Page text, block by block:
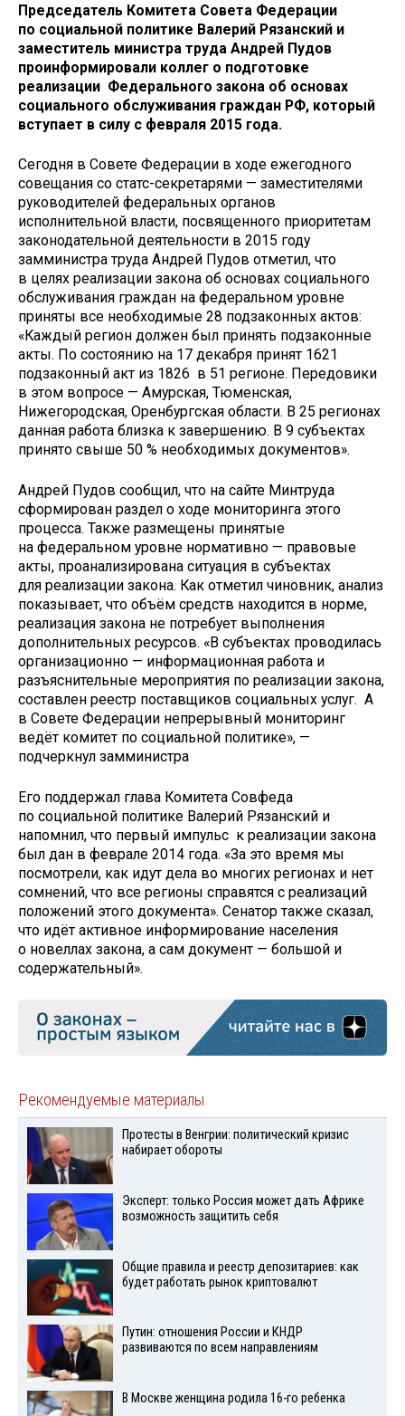
Председатель Комитета Совета Федерации
по социальной политике Валерий Рязанский и
заместитель министра труда Андрей Пудов
проинформировали коллег о подготовке
реализации Федерального закона об основах
социального обслуживания граждан РФ, который
вступает в силу с февраля 2015 года.
Сегодня в Совете Федерации в ходе ежегодного
совещания со статс-секретарями — заместителями
руководителей федеральных органов
исполнительной власти, посвященного приоритетам
законодательной деятельности в 2015 году
замминистра труда Андрей Пудов отметил, что
в целях реализации закона об основах социального
обслуживания граждан на федеральном уровне
приняты все необходимые 28 подзаконных актов:
«Каждый регион должен был принять подзаконные
акты. По состоянию на 17 декабря принят 1621
подзаконный акт из 1826 в 51 регионе. Передовики
в этом вопросе — Амурская, Тюменская,
Нижегородская, Оренбургская области. В 25 регионах
данная работа близка к завершению. В 9 субъектах
принято свыше 50 % необходимых документов».
Андрей Пудов сообщил, что на сайте Минтруда
сформирован раздел о ходе мониторинга этого
процесса. Также размещены принятые
на федеральном уровне нормативно — правовые
акты, проанализирована ситуация в субъектах
для реализации закона. Как отметил чиновник, анализ
показывает, что объём средств находится в норме,
реализация закона не потребует выполнения
дополнительных ресурсов. «В субъектах проводилась
организационно — информационная работа и
разъяснительные мероприятия по реализации закона,
составлен реестр поставщиков социальных услуг. А
в Совете Федерации непрерывный мониторинг
ведёт комитет по социальной политике», —
подчеркнул замминистра
Его поддержал глава Комитета Совфеда
по социальной политике Валерий Рязанский и
напомнил, что первый импульс к реализации закона
был дан в феврале 2014 года. «За это время мы
посмотрели, как идут дела во многих регионах и нет
сомнений, что все регионы справятся с реализаций
положений этого документа». Сенатор также сказал,
что идёт активное информирование населения
о новеллах закона, а сам документ — большой и
содержательный».
Рекомендуемые материалы
Протесты в Венгрии: политический кризис
набирает обороты
Эксперт: только Россия может дать Африке
возможность защитить себя
Общие правила и реестр депозитариев: как
будет работать рынок криптовалют
Путин: отношения России и КНДР
развиваются по всем направлениям
В Москве женщина родила 16-го ребенка